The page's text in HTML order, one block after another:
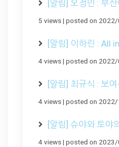
[알림] 오정민 : 부
5 views| posted on
[알림] 이하린 : All
4 views| posted on
[알림] 최규식 : 보
4 views| posted on
[알림] 슈야와 토야
4 views| posted on